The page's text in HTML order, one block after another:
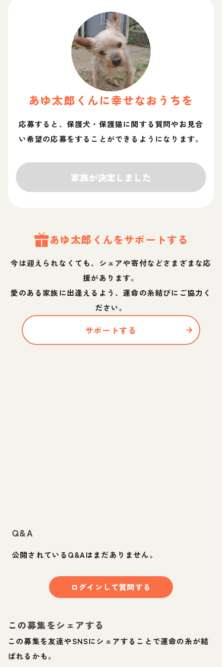
あゆ太郎 くんに幸せなおうちを
応募すると、保護犬・保護猫に関する質問やお見合
い希望の応募をすることができるようになります。
家族が決定しました
あゆ太郎 くんをサポートする
今は迎えられなくても、シェアや寄付などさまざまな応
援があります。
愛のある家族に出逢えるよう、運命の糸結びにご協力く
ださい。
サポートする
Q&A
公開されているQ&Aはまだありません。
ログインして質問する
この募集をシェアする
この募集を友達やSNSにシェアすることで運命の糸が結
ばれるかも。